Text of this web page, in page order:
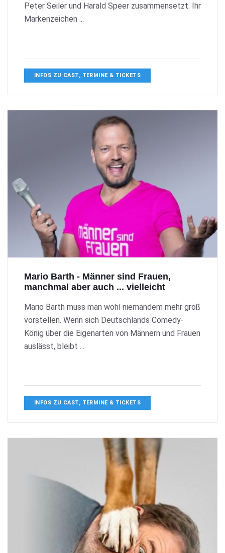
Peter Seiler und Harald Speer zusammensetzt. Ihr
Markenzeichen ...
INFOS ZU CAST, TERMINE & TICKETS
Mario Barth - Männer sind Frauen,
manchmal aber auch ... vielleicht
Mario Barth muss man wohl niemandem mehr groß
vorstellen. Wenn sich Deutschlands Comedy-
König über die Eigenarten von Männern und Frauen
auslässt, bleibt ...
INFOS ZU CAST, TERMINE & TICKETS